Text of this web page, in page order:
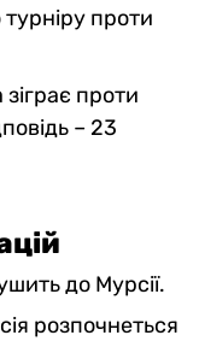
проти
проти
– 23
до Мурсії.
розпочнеться